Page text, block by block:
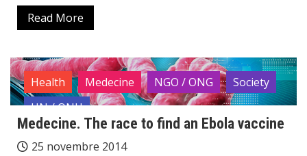
Read More
Health Medecine NGO / ONG
Society
UN / ONU
Medecine. The race to find an Ebola vaccine
25 novembre 2014